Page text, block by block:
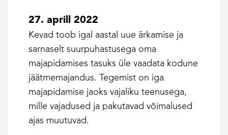
27. aprill 2022
Kevad toob igal aastal uue ärkamise ja
sarnaselt suurpuhastusega oma
majapidamises tasuks üle vaadata kodune
jäätmemajandus. Tegemist on iga
majapidamise jaoks vajaliku teenusega,
mille vajadused ja pakutavad võimalused
ajas muutuvad.